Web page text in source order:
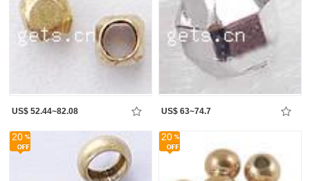
US$ 52.44~82.08 US$ 63~74.7
20 20